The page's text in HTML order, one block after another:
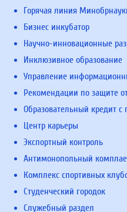
Горячая линия
Бизнес инкубатор
Научно-инновационные
Инклюзивное образование
Управление
Рекомендации по защите
Образовательный кредит с
Центр карьеры
Экспортный контроль
Антимонопольный
Комплекс спортивных
Студенческий городок
Служебный раздел